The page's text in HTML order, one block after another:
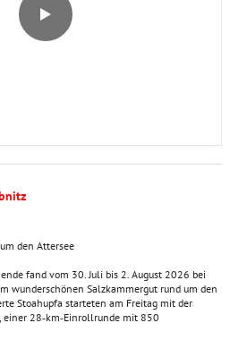
den Attersee
fand vom 30. Juli bis 2. August 2026 bei
wunderschönen Salzkammergut rund um den
Stoahupfa starteten am Freitag mit der
einer 28‑km‑Einrollrunde mit 850